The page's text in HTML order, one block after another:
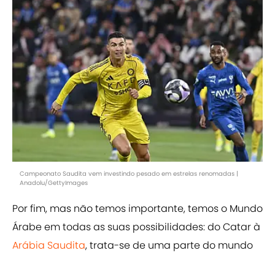
Campeonato Saudita vem investindo pesado em estrelas renomadas |
Anadolu/GettyImages
Por fim, mas não temos importante, temos o Mundo
Árabe em todas as suas possibilidades: do Catar à
Arábia Saudita, trata-se de uma parte do mundo